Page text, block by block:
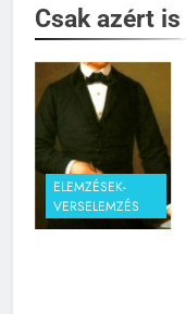
Csak azért is
ELEMZÉSEK-
VERSELEMZÉS
242
243